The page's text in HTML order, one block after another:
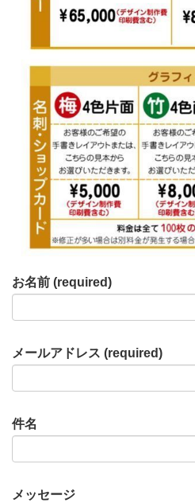
お名前 (required)
メールアドレス (required)
件名
メッセージ